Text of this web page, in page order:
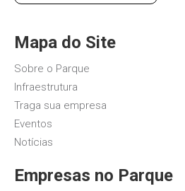
Mapa do Site
Sobre o Parque
Infraestrutura
Traga sua empresa
Eventos
Notícias
Empresas no Parque